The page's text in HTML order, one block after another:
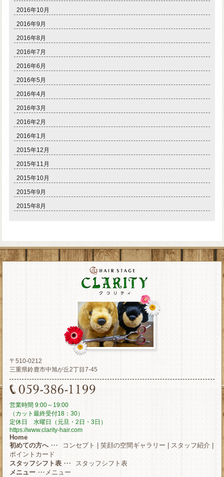
2016年10月
2016年9月
2016年8月
2016年7月
2016年6月
2016年5月
2016年4月
2016年3月
2016年2月
2016年1月
2015年12月
2015年11月
2015年10月
2015年9月
2015年8月
〒510-0212
三重県鈴鹿市中旭が丘2丁目7-45
営業時間 9:00～19:00
（カット最終受付18：30）
定休日 水曜日（元旦・2日・3日）
https://www.clarity-hair.com
Home
初めての方へ・・・ コンセプト |笑顔の空間ギャラリー スタッフ紹介
ポイントカード
スタッフシフト表・・・
スタッフシフト表
メニュー・・・ メニュー